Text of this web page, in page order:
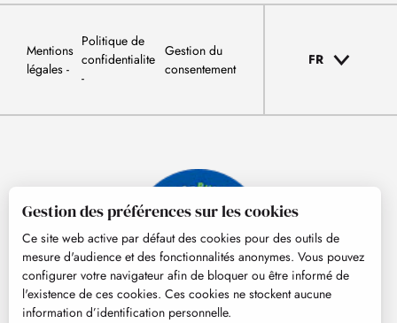
Mentions
légales
Politique de
confidentialite
Gestion du
consentement
FR
© Tourisme Hautes-Pyrénées
Gestion des préférences sur les cookies
Ce site web active par défaut des cookies pour des outils de
mesure d'audience et des fonctionnalités anonymes. Vous pouvez
configurer votre navigateur afin de bloquer ou être informé de
l'existence de ces cookies. Ces cookies ne stockent aucune
information d’identification personnelle.